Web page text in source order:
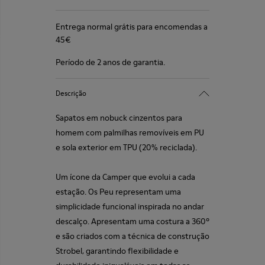
Entrega normal grátis para encomendas a
45€
Período de 2 anos de garantia.
Descrição
Sapatos em nobuck cinzentos para
homem com palmilhas removíveis em PU
e sola exterior em TPU (20% reciclada).
Um ícone da Camper que evolui a cada
estação. Os Peu representam uma
simplicidade funcional inspirada no andar
descalço. Apresentam uma costura a 360º
e são criados com a técnica de construção
Strobel, garantindo flexibilidade e